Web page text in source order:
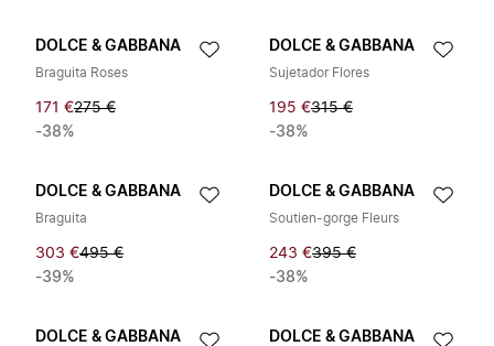
DOLCE & GABBANA
Braguita Roses
171 €275 €
-38%
DOLCE & GABBANA
Sujetador Flores
195 €315 €
-38%
DOLCE & GABBANA
Braguita
303 €495 €
-39%
DOLCE & GABBANA
Soutien-gorge Fleurs
243 €395 €
-38%
DOLCE & GABBANA DOLCE & GABBANA